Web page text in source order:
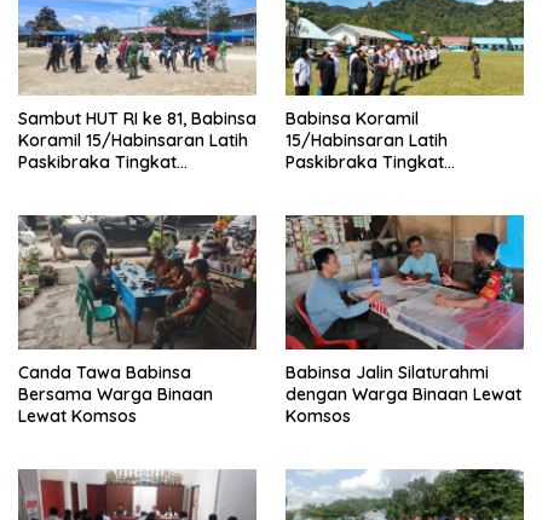
Sambut HUT RI ke 81, Babinsa
Koramil 15/Habinsaran Latih
Paskibraka Tingkat
Babinsa Koramil
15/Habinsaran Latih
Paskibraka Tingkat
Canda Tawa Babinsa
Bersama Warga Binaan
Lewat Komsos
Babinsa Jalin Silaturahmi
dengan Warga Binaan Lewat
Komsos